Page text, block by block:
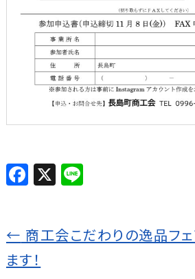
F
a
e
b
X Li
← 商工会こだわりの逸品フ
ます！